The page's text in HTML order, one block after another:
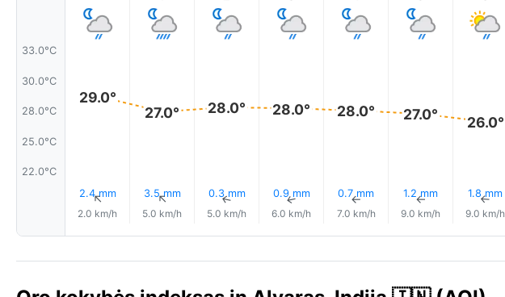
33.0°C
30.0°C
28.0°C
25.0°C
22.0°C
29.0°
2.4 mm
↑
2.0 km/h
27.0°
3.5 mm
↑
5.0 km/h
28.0°
0.3 mm
↑
5.0 km/h
28.0°
0.9 mm
↑
6.0 km/h
28.0°
0.7 mm
↑
7.0 km/h
27.0°
1.2 mm
↑
9.0 km/h
26.0°
1.8 mm
↑
9.0 km/h